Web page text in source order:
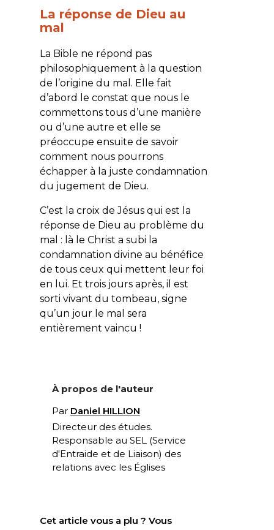
La réponse de Dieu au
mal
La Bible ne répond pas
philosophiquement à la question
de l’origine du mal. Elle fait
d’abord le constat que nous le
commettons tous d’une manière
ou d’une autre et elle se
préoccupe ensuite de savoir
comment nous pourrons
échapper à la juste condamnation
du jugement de Dieu.
C’est la croix de Jésus qui est la
réponse de Dieu au problème du
mal : là le Christ a subi la
condamnation divine au bénéfice
de tous ceux qui mettent leur foi
en lui. Et trois jours après, il est
sorti vivant du tombeau, signe
qu’un jour le mal sera
entièrement vaincu !
À propos de l'auteur
Par Daniel HILLION
Directeur des études.
Responsable au SEL (Service
d'Entraide et de Liaison) des
relations avec les Églises
Cet article vous a plu ? Vous